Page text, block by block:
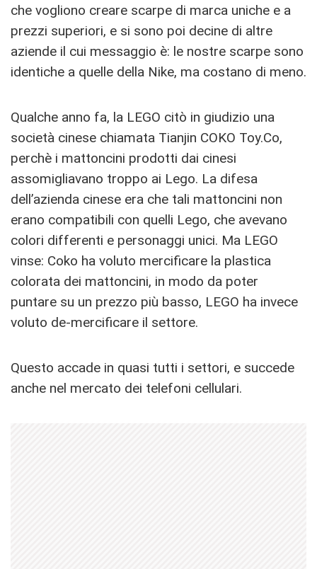
che vogliono creare scarpe di marca uniche e a
prezzi superiori, e si sono poi decine di altre
aziende il cui messaggio è: le nostre scarpe sono
identiche a quelle della Nike, ma costano di meno.
Qualche anno fa, la LEGO citò in giudizio una
società cinese chiamata Tianjin COKO Toy.Co,
perchè i mattoncini prodotti dai cinesi
assomigliavano troppo ai Lego. La difesa
dell’azienda cinese era che tali mattoncini non
erano compatibili con quelli Lego, che avevano
colori differenti e personaggi unici. Ma LEGO
vinse: Coko ha voluto mercificare la plastica
colorata dei mattoncini, in modo da poter
puntare su un prezzo più basso, LEGO ha invece
voluto de-mercificare il settore.
Questo accade in quasi tutti i settori, e succede
anche nel mercato dei telefoni cellulari.